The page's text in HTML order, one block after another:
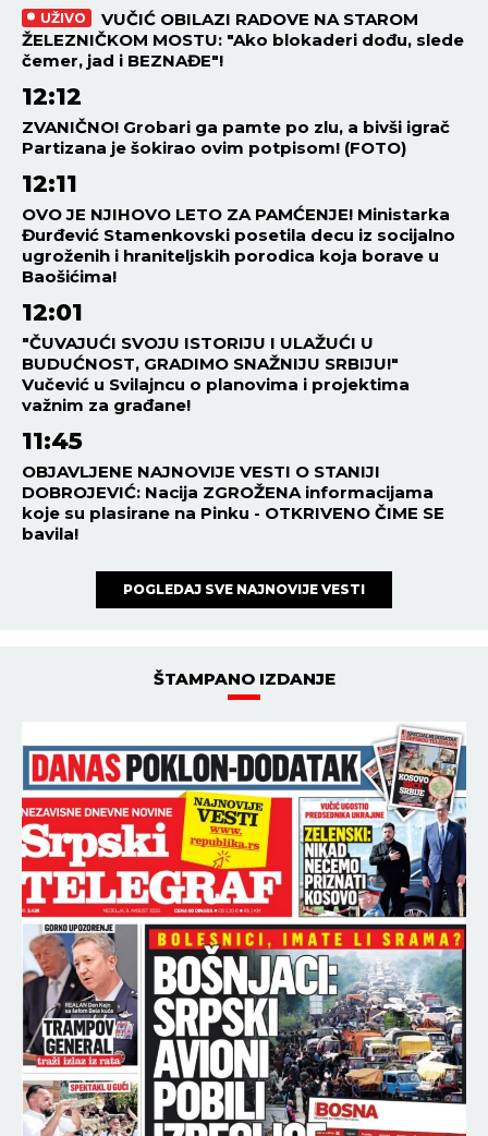
UŽIVO
VUČIĆ OBILAZI RADOVE NA STAROM
ŽELEZNIČKOM MOSTU: "Ako blokaderi dođu, slede
čemer, jad i BEZNAĐE"!
12:12
ZVANIČNO! Grobari ga pamte po zlu, a bivši igrač
Partizana je šokirao ovim potpisom! (FOTO)
12:11
OVO JE NJIHOVO LETO ZA PAMĆENJE! Ministarka
Đurđević Stamenkovski posetila decu iz socijalno
ugroženih i hraniteljskih porodica koja borave u
Baošićima!
12:01
"ČUVAJUĆI SVOJU ISTORIJU I ULAŽUĆI U
BUDUĆNOST, GRADIMO SNAŽNIJU SRBIJU!"
Vučević u Svilajncu o planovima i projektima
važnim za građane!
11:45
OBJAVLJENE NAJNOVIJE VESTI O STANIJI
DOBROJEVIĆ: Nacija ZGROŽENA informacijama
koje su plasirane na Pinku - OTKRIVENO ČIME SE
bavila!
POGLEDAJ SVE NAJNOVIJE VESTI
ŠTAMPANO IZDANJE